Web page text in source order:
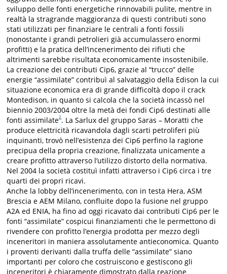
sviluppo delle fonti energetiche rinnovabili pulite, mentre in
realtà la stragrande maggioranza di questi contributi sono
stati utilizzati per finanziare le centrali a fonti fossili
(nonostante i grandi petrolieri già accumulassero enormi
profitti) e la pratica dell’incenerimento dei rifiuti che
altrimenti sarebbe risultata economicamente insostenibile.
La creazione dei contributi Cip6, grazie al “trucco” delle
energie “assimilate” contribuì al salvataggio della Edison la cui
situazione economica era di grande difficoltà dopo il crack
Montedison, in quanto si calcola che la società incassò nel
biennio 2003/2004 oltre la metà dei fondi Cip6 destinati alle
fonti assimilate2. La Sarlux del gruppo Saras – Moratti che
produce elettricità ricavandola dagli scarti petroliferi più
inquinanti, trovò nell’esistenza dei Cip6 perfino la ragione
precipua della propria creazione, finalizzata unicamente a
creare profitto attraverso l’utilizzo distorto della normativa.
Nel 2004 la società costituì infatti attraverso i Cip6 circa i tre
quarti dei propri ricavi.
Anche la lobby dell’incenerimento, con in testa Hera, ASM
Brescia e AEM Milano, confluite dopo la fusione nel gruppo
A2A ed ENIA, ha fino ad oggi ricavato dai contributi Cip6 per le
fonti “assimilate” cospicui finanziamenti che le permettono di
rivendere con profitto l’energia prodotta per mezzo degli
inceneritori in maniera assolutamente antieconomica. Quanto
i proventi derivanti dalla truffa delle “assimilate” siano
importanti per coloro che costruiscono e gestiscono gli
inceneritori è chiaramente dimostrato dalla reazione